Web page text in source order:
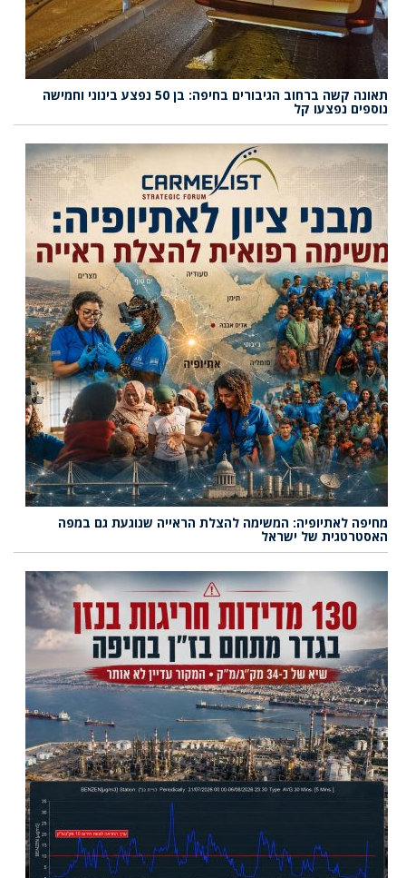
תאונה קשה ברחוב הגיבורים בחיפה: בן 50 נפצע בינוני וחמישה
נוספים נפצעו קל
מחיפה לאתיופיה: המשימה להצלת הראייה שנוגעת גם במפה
האסטרטגית של ישראל